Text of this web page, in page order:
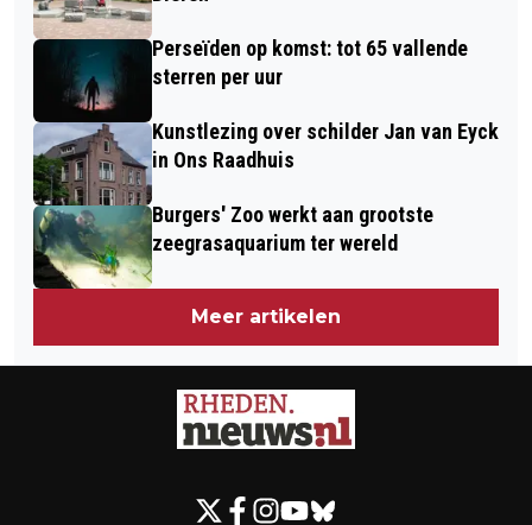
Perseïden op komst: tot 65 vallende
sterren per uur
Kunstlezing over schilder Jan van Eyck
in Ons Raadhuis
Burgers' Zoo werkt aan grootste
zeegrasaquarium ter wereld
Meer artikelen